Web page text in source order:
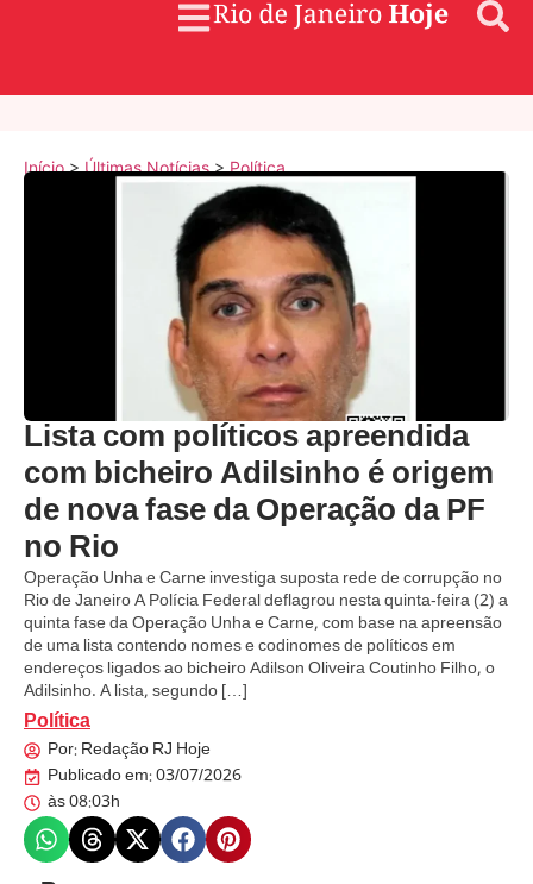
Início>Últimas Notícias>Política
Lista com políticos apreendida
com bicheiro Adilsinho é origem
de nova fase da Operação da PF
no Rio
Operação Unha e Carne investiga suposta rede de corrupção no
Rio de Janeiro A Polícia Federal deflagrou nesta quinta-feira (2) a
quinta fase da Operação Unha e Carne, com base na apreensão
de uma lista contendo nomes e codinomes de políticos em
endereços ligados ao bicheiro Adilson Oliveira Coutinho Filho, o
Adilsinho. A lista, segundo […]
Política
Por: Redação RJ Hoje
Publicado em:03/07/2026
às08:03h